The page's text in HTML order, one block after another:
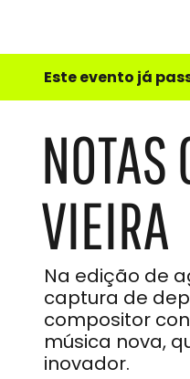
e
do
Som
Este evento já
VIEIRA
Na edição de
captura de
compositor
música nova,
inovador.